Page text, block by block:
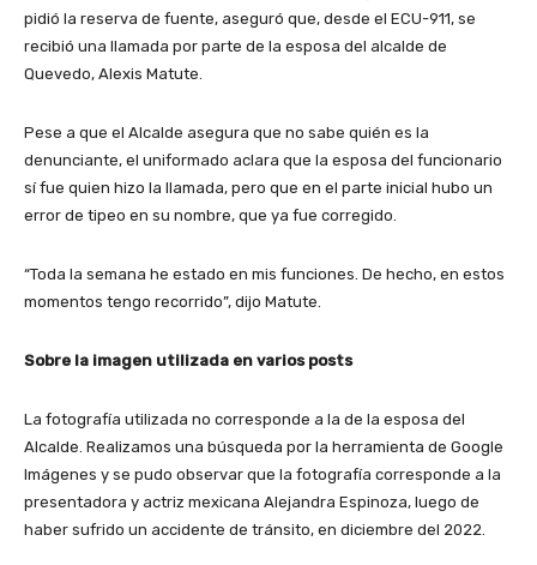
pidió la reserva de fuente, aseguró que, desde el ECU-911, se
recibió una llamada por parte de la esposa del alcalde de
Quevedo, Alexis Matute.
Pese a que el Alcalde asegura que no sabe quién es la
denunciante, el uniformado aclara que la esposa del funcionario
sí fue quien hizo la llamada, pero que en el parte inicial hubo un
error de tipeo en su nombre, que ya fue corregido.
“Toda la semana he estado en mis funciones. De hecho, en estos
momentos tengo recorrido”, dijo Matute.
Sobre la imagen utilizada en varios posts
La fotografía utilizada no corresponde a la de la esposa del
Alcalde. Realizamos una búsqueda por la herramienta de Google
Imágenes y se pudo observar que la fotografía corresponde a la
presentadora y actriz mexicana Alejandra Espinoza, luego de
haber sufrido un accidente de tránsito, en diciembre del 2022.